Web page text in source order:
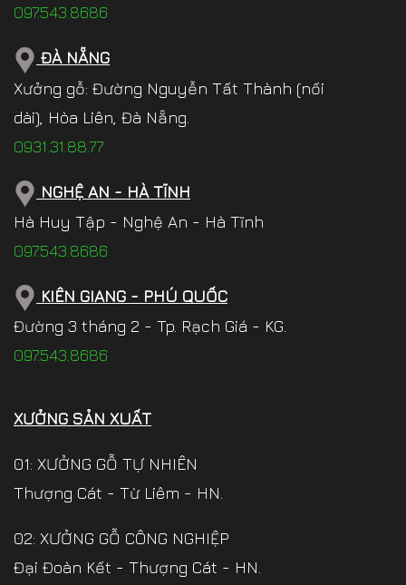
097.543.8686
ĐÀ NẴNG
Xưởng gỗ: Đường Nguyễn Tất Thành (nối
dài), Hòa Liên, Đà Nẵng.
0931.31.88.77
NGHỆ AN - HÀ TĨNH
Hà Huy Tập - Nghệ An - Hà Tĩnh
097.543.8686
KIÊN GIANG - PHÚ QUỐC
Đường 3 tháng 2 - Tp. Rạch Giá - KG.
097.543.8686
XƯỞNG SẢN XUẤT
01: XƯỞNG GỖ TỰ NHIÊN
Thượng Cát - Từ Liêm - HN.
02: XƯỞNG GỖ CÔNG NGHIỆP
Đại Đoàn Kết - Thượng Cát - HN.